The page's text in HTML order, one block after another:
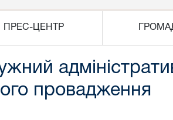
ПРЕС-ЦЕНТР
провадження